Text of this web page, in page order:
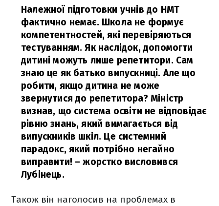
Належної підготовки учнів до НМТ
фактично немає. Школа не формує
компетентностей, які перевіряються
тестуванням. Як наслідок, допомогти
дитині можуть лише репетитори. Сам
знаю це як батько випускниці. Але що
робити, якщо дитина не може
звернутися до репетитора? Міністр
визнав, що система освіти не відповідає
рівню знань, який вимагається від
випускників шкіл. Це системний
парадокс, який потрібно негайно
виправити! – жорстко висловився
Лубінець.
Також він наголосив на проблемах в